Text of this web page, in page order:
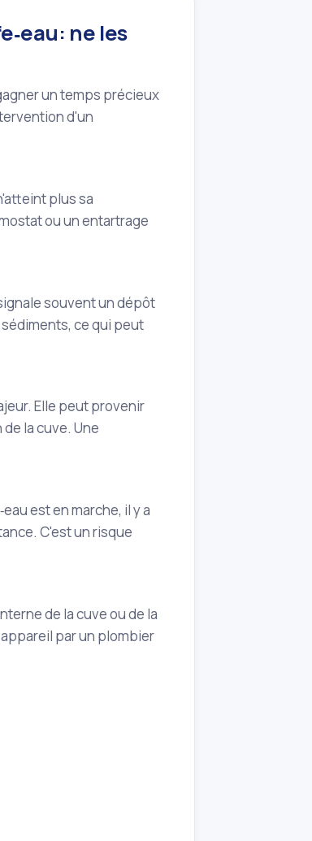
ne les
un temps précieux
d'un
plus sa
ou un entartrage
souvent un dépôt
ce qui peut
Elle peut provenir
la cuve. Une
est en marche, il y a
C'est un risque
de la cuve ou de la
par un plombier